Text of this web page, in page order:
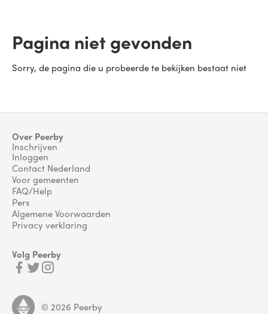
Pagina niet gevonden
Sorry, de pagina die u probeerde te bekijken bestaat niet
Over Peerby
Inschrijven
Inloggen
Contact Nederland
Voor gemeenten
FAQ/Help
Pers
Algemene Voorwaarden
Privacy verklaring
Volg Peerby
© 2026 Peerby